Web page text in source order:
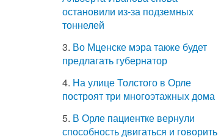
остановили из-за подземных
тоннелей
3. Во Мценске мэра также будет
предлагать губернатор
4. На улице Толстого в Орле
построят три многоэтажных дома
5. В Орле пациентке вернули
способность двигаться и говорить